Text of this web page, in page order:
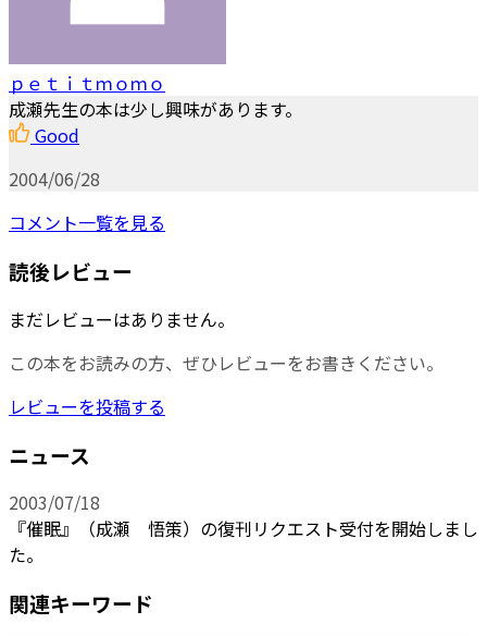
ｐｅｔｉｔｍｏｍｏ
成瀬先生の本は少し興味があります。
Good
2004/06/28
コメント一覧を見る
読後レビュー
まだレビューはありません。
この本をお読みの方、ぜひレビューをお書きください。
レビューを投稿する
ニュース
2003/07/18
『催眠』（成瀬 悟策）の復刊リクエスト受付を開始しまし
た。
関連キーワード